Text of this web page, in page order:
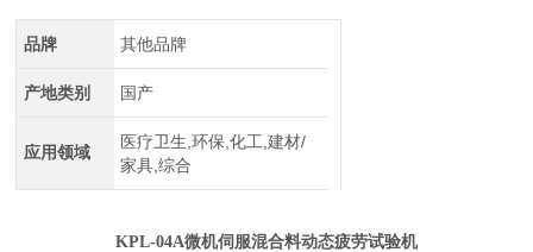
品牌 其他品牌
产地类别 国产
应用领域
医疗卫生,环保,化工,建材/
家具,综合
KPL-04A微机伺服混合料动态疲劳试验机